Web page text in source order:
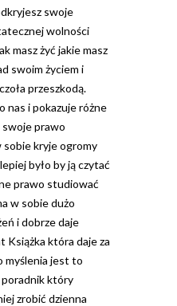
swoje
wolności
masz żyć jakie masz
swoim życiem i
przeszkodą.
nas i pokazuje różne
swoje prawo
sobie kryje ogromy
było by ją czytać
prawo studiować
w sobie dużo
i dobrze daje
Książka która daje za
myślenia jest to
który
zrobić dzienna